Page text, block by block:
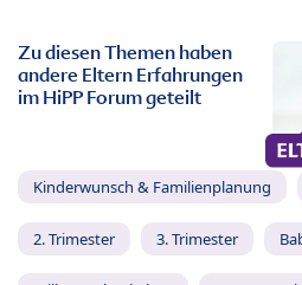
Zu diesen Themen haben
andere Eltern Erfahrungen
im HiPP Forum geteilt
Kinderwunsch & Familienplanung
2. Trimester 3. Trimester